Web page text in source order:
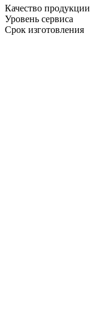
Качество продукции
Уровень сервиса
Срок изготовления